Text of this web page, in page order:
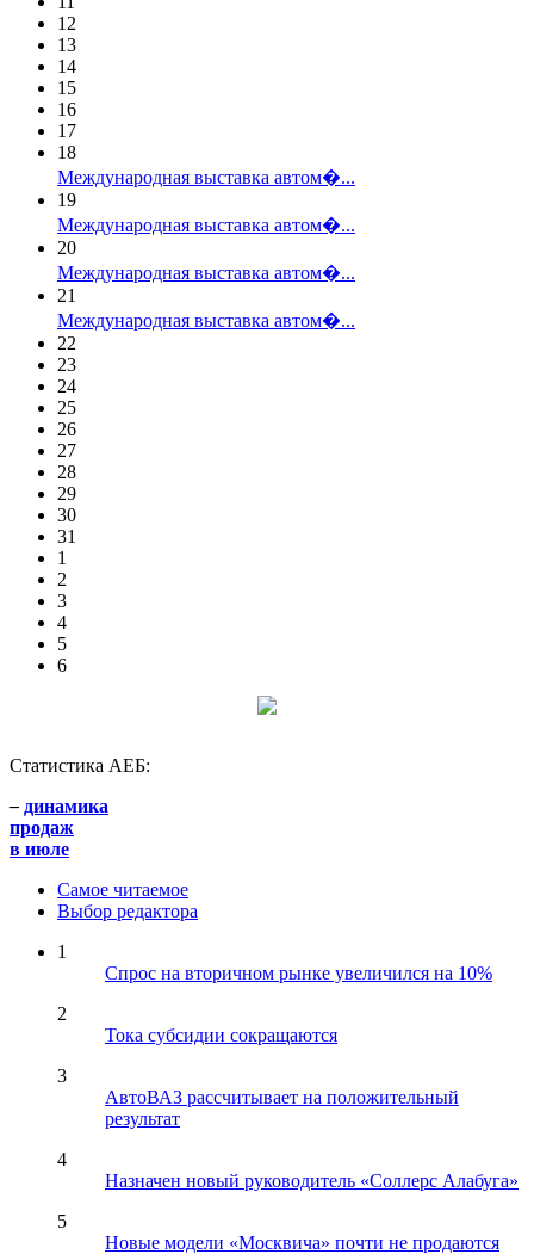
12
13
14
15
16
17
18
Международная выставка автом�...
19
Международная выставка автом�...
20
Международная выставка автом�...
21
Международная выставка автом�...
22
23
24
25
26
27
28
29
30
31
1
2
3
4
5
6
Статистика АЕБ:
– динамика
продаж
в июле
Самое читаемое
Выбор редактора
1
Спрос на вторичном рынке увеличился на 10%
2
Тока субсидии сокращаются
3
АвтоВАЗ рассчитывает на положительный
результат
4
Назначен новый руководитель «Соллерс Алабуга»
5
Новые модели «Москвича» почти не продаются